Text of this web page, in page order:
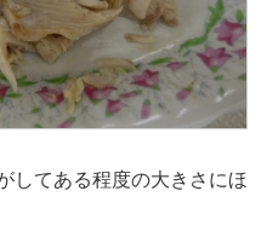
してある程度の大きさにほ